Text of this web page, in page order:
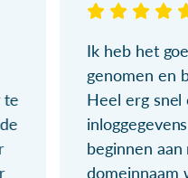
te
Ik heb het
genomen en
Heel erg snel
beginnen
domeinnaam